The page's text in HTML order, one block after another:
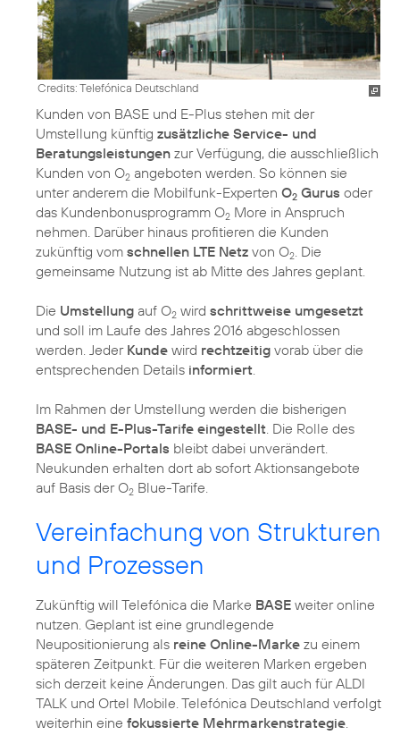
Credits: Telefónica Deutschland
Kunden von BASE und E-Plus stehen mit der
Umstellung künftig zusätzliche Service- und
Beratungsleistungen zur Verfügung, die ausschließlich
Kunden von O2 angeboten werden. So können sie
unter anderem die Mobilfunk-Experten O2 Gurus oder
das Kundenbonusprogramm O2 More in Anspruch
nehmen. Darüber hinaus profitieren die Kunden
zukünftig vom schnellen LTE Netz von O2. Die
gemeinsame Nutzung ist ab Mitte des Jahres geplant.
Die Umstellung auf O2 wird schrittweise umgesetzt
und soll im Laufe des Jahres 2016 abgeschlossen
werden. Jeder Kunde wird rechtzeitig vorab über die
entsprechenden Details informiert.
Im Rahmen der Umstellung werden die bisherigen
BASE- und E-Plus-Tarife eingestellt. Die Rolle des
BASE Online-Portals bleibt dabei unverändert.
Neukunden erhalten dort ab sofort Aktionsangebote
auf Basis der O2 Blue-Tarife.
Vereinfachung von Strukturen
und Prozessen
Zukünftig will Telefónica die Marke BASE weiter online
nutzen. Geplant ist eine grundlegende
Neupositionierung als reine Online-Marke zu einem
späteren Zeitpunkt. Für die weiteren Marken ergeben
sich derzeit keine Änderungen. Das gilt auch für ALDI
TALK und Ortel Mobile. Telefónica Deutschland verfolgt
weiterhin eine fokussierte Mehrmarkenstrategie.